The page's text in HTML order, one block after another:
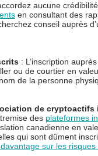
aucune
en consultant des
conseil auprès
: L’inscription
ou de courtier en
de la personne
de cryptoactifs
des plateformes
canadienne en
qui sont dûment
sur les risques